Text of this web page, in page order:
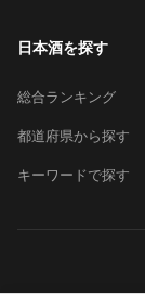
日本酒を探す
総合ランキング
都道府県から探す
キーワードで探す